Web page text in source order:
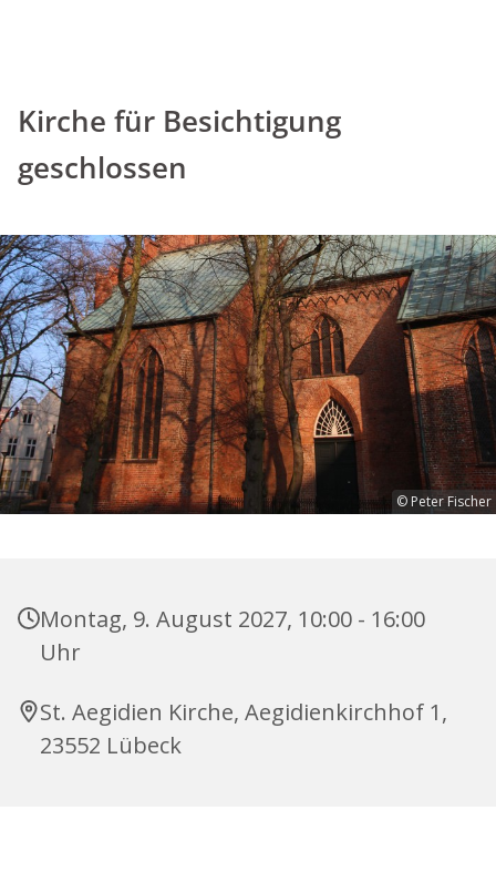
Kirche für Besichtigung
geschlossen
© Peter Fischer
Montag, 9. August 2027, 10:00 - 16:00
Uhr
St. Aegidien Kirche, Aegidienkirchhof 1,
23552 Lübeck